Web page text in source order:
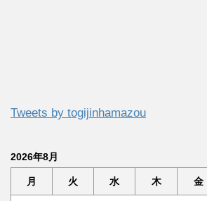
Tweets by togijinhamazou
2026年8月
月 火 水 木 金